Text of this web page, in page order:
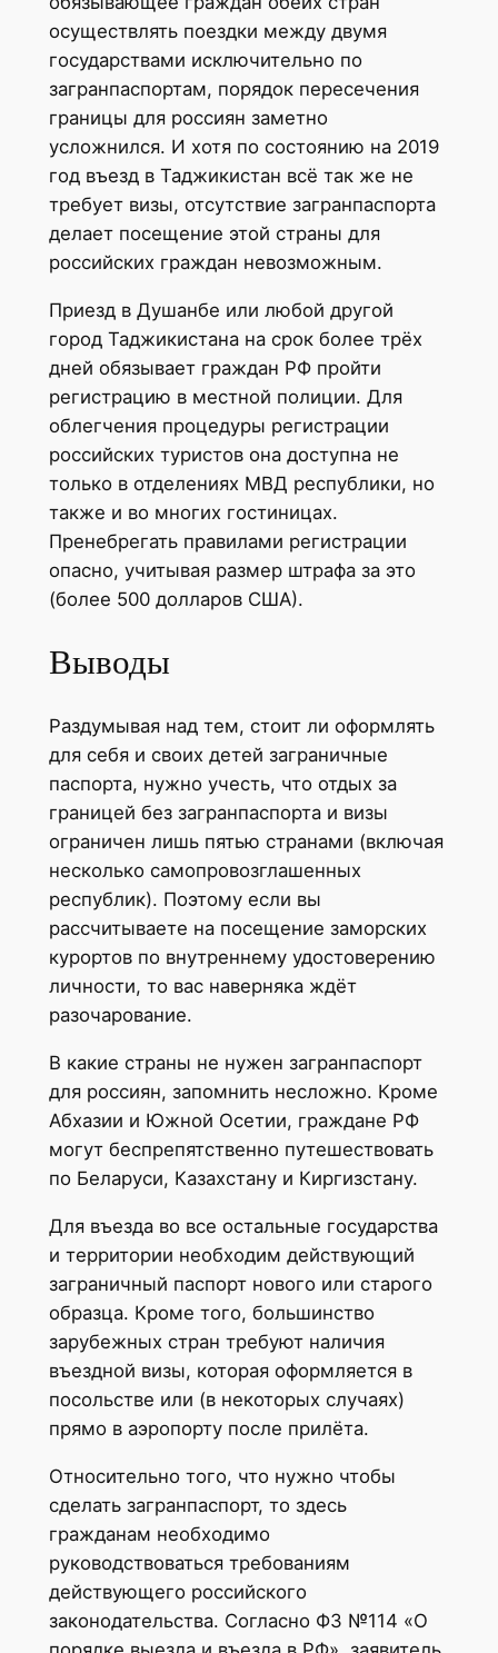
осуществлять поездки между двумя
государствами исключительно по
загранпаспортам, порядок пересечения
границы для россиян заметно
усложнился. И хотя по состоянию на 2019
год въезд в Таджикистан всё так же не
требует визы, отсутствие загранпаспорта
делает посещение этой страны для
российских граждан невозможным.
Приезд в Душанбе или любой другой
город Таджикистана на срок более трёх
дней обязывает граждан РФ пройти
регистрацию в местной полиции. Для
облегчения процедуры регистрации
российских туристов она доступна не
только в отделениях МВД республики, но
также и во многих гостиницах.
Пренебрегать правилами регистрации
опасно, учитывая размер штрафа за это
(более 500 долларов США).
Выводы
Раздумывая над тем, стоит ли оформлять
для себя и своих детей заграничные
паспорта, нужно учесть, что отдых за
границей без загранпаспорта и визы
ограничен лишь пятью странами (включая
несколько самопровозглашенных
республик). Поэтому если вы
рассчитываете на посещение заморских
курортов по внутреннему удостоверению
личности, то вас наверняка ждёт
разочарование.
В какие страны не нужен загранпаспорт
для россиян, запомнить несложно. Кроме
Абхазии и Южной Осетии, граждане РФ
могут беспрепятственно путешествовать
по Беларуси, Казахстану и Киргизстану.
Для въезда во все остальные государства
и территории необходим действующий
заграничный паспорт нового или старого
образца. Кроме того, большинство
зарубежных стран требуют наличия
въездной визы, которая оформляется в
посольстве или (в некоторых случаях)
прямо в аэропорту после прилёта.
Относительно того, что нужно чтобы
сделать загранпаспорт, то здесь
гражданам необходимо
руководствоваться требованиям
действующего российского
законодательства. Согласно ФЗ №114 «О